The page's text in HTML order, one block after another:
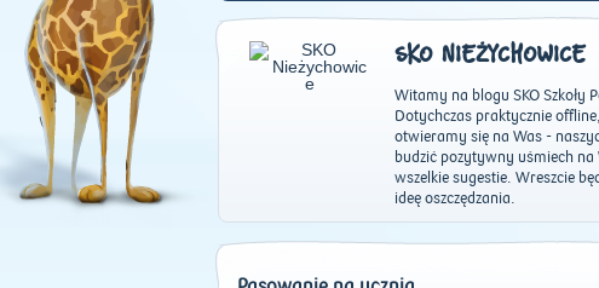
SKO NIEŻYCHOWICE
Witamy na blogu SKO Szkoły
Dotychczas praktycznie
otwieramy się na Was -
budzić pozytywny uśmiech
wszelkie sugestie. Wreszcie
ideę oszczędzania.